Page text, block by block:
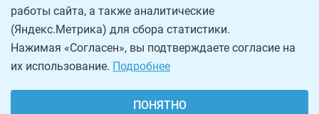
работы сайта, а также аналитические
(Яндекс.Метрика) для сбора статистики.
Нажимая «Согласен», вы подтверждаете согласие на
их использование. Подробнее
ПОНЯТНО